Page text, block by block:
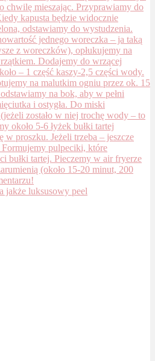
jakże luksusowy peel